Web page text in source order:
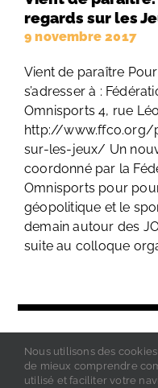
regards sur les
9 novembre 2017
Vient de paraître
s’adresser à :
Omnisports 4, rue
http://www.ffco.org/
sur-les-jeux/ Un
coordonné par la
Omnisports pour
géopolitique et le
demain autour des
suite au colloque
Nous utilisons des
de mieux comprendre
utilisé et faciliter votre